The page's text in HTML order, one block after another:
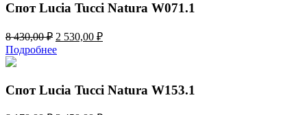
Спот Lucia Tucci Natura W071.1
8 430,00₽ Первоначальная
цена
составляла
430,00 ₽.
2 530,00 ₽Текущая
Подробнее
Спот Lucia Tucci Natura W153.1